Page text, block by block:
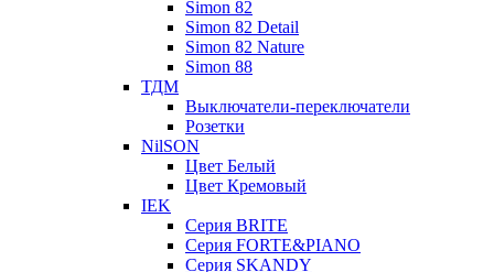
Simon 82
Simon 82 Detail
Simon 82 Nature
Simon 88
ТДМ
Выключатели-переключатели
Розетки
NilSON
Цвет Белый
Цвет Кремовый
IEK
Серия BRITE
Серия FORTE&PIANO
Серия SKANDY